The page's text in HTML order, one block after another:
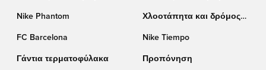
Nike Phantom
Χλοοτάπητα και δρόμος
FC Barcelona
Nike Tiempo
Γάντια τερματοφύλακα Προπόνηση